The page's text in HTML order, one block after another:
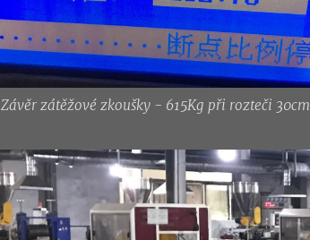
Závěr zátěžové zkoušky - 615Kg při rozteči 30cm